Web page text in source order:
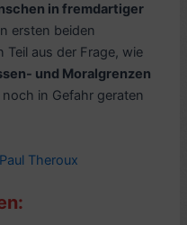
in fremdartiger
ersten beiden
aus der Frage, wie
und Moralgrenzen
in Gefahr geraten
Theroux